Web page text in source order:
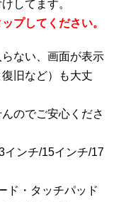
してます。
プしてください。
ない、画面が表示
旧など）も大丈
のでご安心くださ
インチ/15インチ/17
ド・タッチパッド